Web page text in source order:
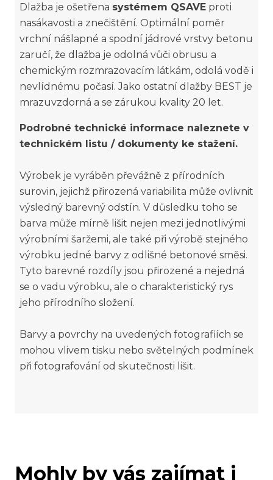
Dlažba je ošetřena systémem QSAVE proti
nasákavosti a znečištění. Optimální poměr
vrchní nášlapné a spodní jádrové vrstvy betonu
zaručí, že dlažba je odolná vůči obrusu a
chemickým rozmrazovacím látkám, odolá vodě i
nevlídnému počasí. Jako ostatní dlažby BEST je
mrazuvzdorná a se zárukou kvality 20 let.
Podrobné technické informace naleznete v
technickém listu / dokumenty ke stažení.
​​​​​​​Výrobek je vyráběn převážně z přírodních
surovin, jejichž přirozená variabilita může ovlivnit
výsledný barevný odstín. V důsledku toho se
barva může mírně lišit nejen mezi jednotlivými
výrobními šaržemi, ale také při výrobě stejného
výrobku jedné barvy z odlišné betonové směsi.
Tyto barevné rozdíly jsou přirozené a nejedná
se o vadu výrobku, ale o charakteristický rys
jeho přírodního složení.
Barvy a povrchy na uvedených fotografiích se
mohou vlivem tisku nebo světelných podmínek
při fotografování od skutečnosti lišit.
Mohly by vás zajímat i